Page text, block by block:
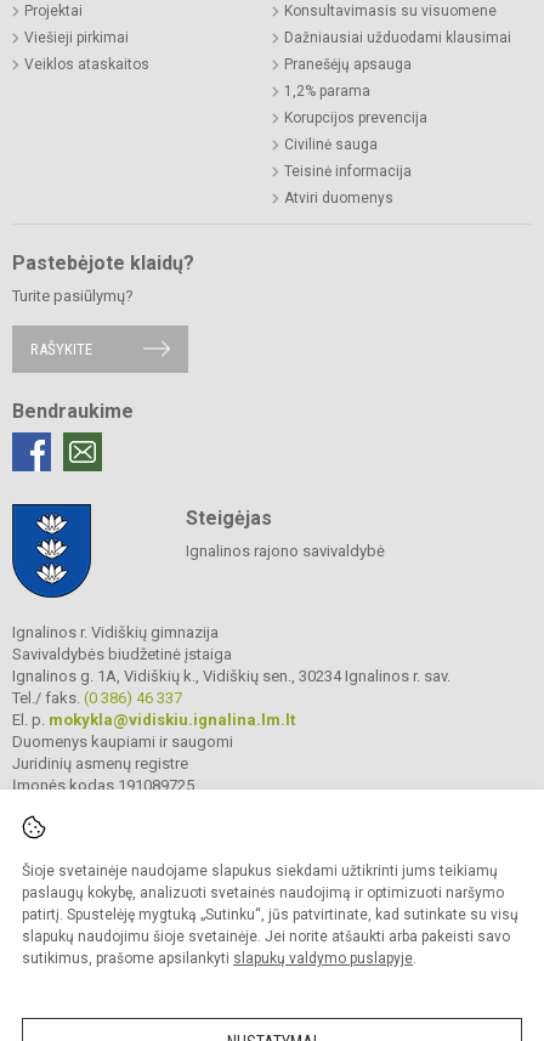
Šioje svetainėje naudojame slapukus siekdami užtikrinti jums teikiamų
paslaugų kokybę, analizuoti svetainės naudojimą ir optimizuoti naršymo
patirtį. Spustelėję mygtuką „Sutinku“, jūs patvirtinate, kad sutinkate su visų
slapukų naudojimu šioje svetainėje. Jei norite atšaukti arba pakeisti savo
sutikimus, prašome apsilankyti slapukų valdymo puslapyje.
Projektai
Viešieji pirkimai
Veiklos ataskaitos
Konsultavimasis su visuomene
Dažniausiai užduodami klausimai
Pranešėjų apsauga
1,2% parama
Korupcijos prevencija
Civilinė sauga
Teisinė informacija
Atviri duomenys
Pastebėjote klaidų?
Turite pasiūlymų?
RAŠYKITE
Bendraukime
Steigėjas
Ignalinos rajono savivaldybė
Ignalinos r. Vidiškių gimnazija
Savivaldybės biudžetinė įstaiga
Ignalinos g. 1A, Vidiškių k., Vidiškių sen., 30234 Ignalinos r. sav.
Tel./ faks. (0 386) 46 337
El. p. mokykla@vidiskiu.ignalina.lm.lt
Duomenys kaupiami ir saugomi
Juridinių asmenų registre
Įmonės kodas 191089725
© 2025. Ignalinos r. Vidiškių gimnazija. Visos teisės saugomos.
Kopijuoti turinį be raštiško gimnazijos sutikimo griežtai draudžiama.
Prieinamumo paraiška Slapukų valdymas
Sumanus būdas atnaujinti